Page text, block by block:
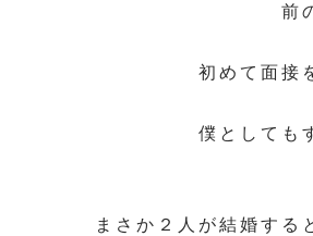
前
初めて面接
僕としても
まさか２人が結婚する